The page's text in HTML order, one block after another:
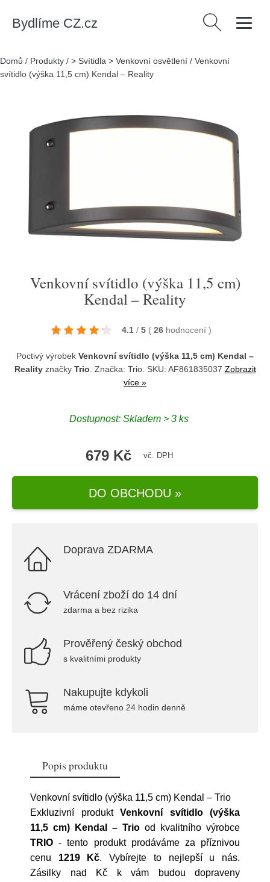
Bydlíme CZ.cz Vyhledávání
Domů / Produkty / > Svítidla > Venkovní osvětlení / Venkovní
svítidlo (výška 11,5 cm) Kendal – Reality
Venkovní svítidlo (výška 11,5 cm)
Kendal – Reality
4.1 / 5 ( 26 hodnocení )
Poctivý výrobek Venkovní svítidlo (výška 11,5 cm) Kendal –
Realityznačky Trio . Značka: Trio. SKU: AF861835037 Zobrazit
více »
Dostupnost: Skladem > 3 ks
679 Kč vč. DPH
DO OBCHODU »
Doprava ZDARMA
Vrácení zboží do 14 dní
zdarma a bez rizika
Prověřený český obchod
s kvalitními produkty
Nakupujte kdykoli
máme otevřeno 24 hodin denně
Popis produktu
Venkovní svítidlo (výška 11,5 cm) Kendal – Trio
Exkluzivní produkt Venkovní svítidlo (výška
11,5 cm) Kendal – Trio od kvalitního výrobce
TRIO - tento produkt prodáváme za příznivou
cenu 1219 Kč. Vybírejte to nejlepší u nás.
Zásilky nad Kč k vám budou dopraveny